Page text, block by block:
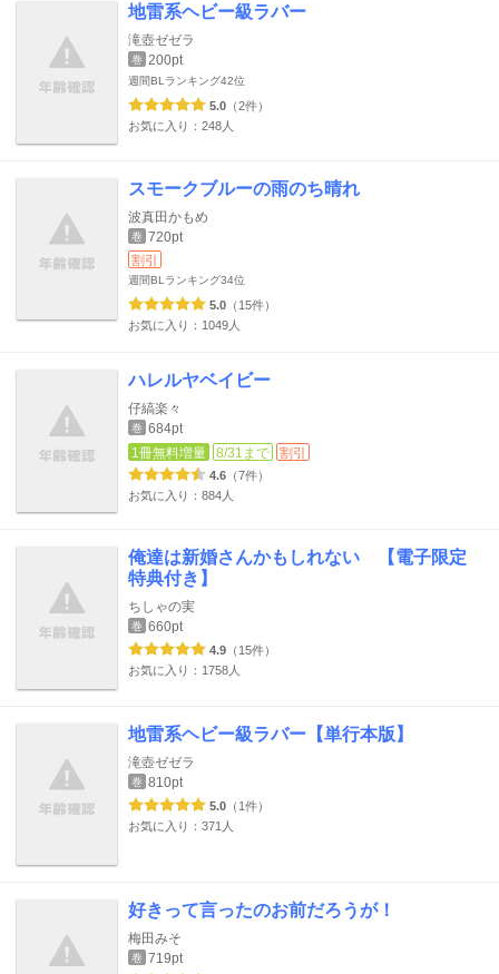
地雷系ヘビー級ラバー
滝壺ゼゼラ
巻 200pt
週間BLランキング42位
5.0 （2件）
お気に入り：248人
スモークブルーの雨のち晴れ
波真田かもめ
巻 720pt
割引
週間BLランキング34位
5.0 （15件）
お気に入り：1049人
ハレルヤベイビー
仔縞楽々
巻 684pt
1冊無料増量
8/31まで 割引
4.6 （7件）
お気に入り：884人
俺達は新婚さんかもしれない 【電子限定
特典付き】
ちしゃの実
巻 660pt
4.9 （15件）
お気に入り：1758人
地雷系ヘビー級ラバー【単行本版】
滝壺ゼゼラ
巻 810pt
5.0 （1件）
お気に入り：371人
好きって言ったのお前だろうが！
梅田みそ
巻 719pt